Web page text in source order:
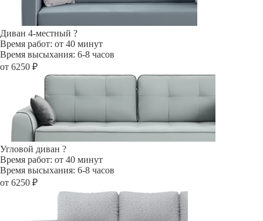
Диван 4-местный ?
Время работ: от 40 минут
Время высыхания: 6-8 часов
от 6250 ₽
Угловой диван ?
Время работ: от 40 минут
Время высыхания: 6-8 часов
от 6250 ₽